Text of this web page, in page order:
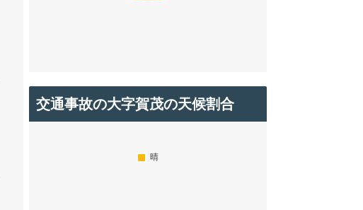
交通事故の大字賀茂の天候割合